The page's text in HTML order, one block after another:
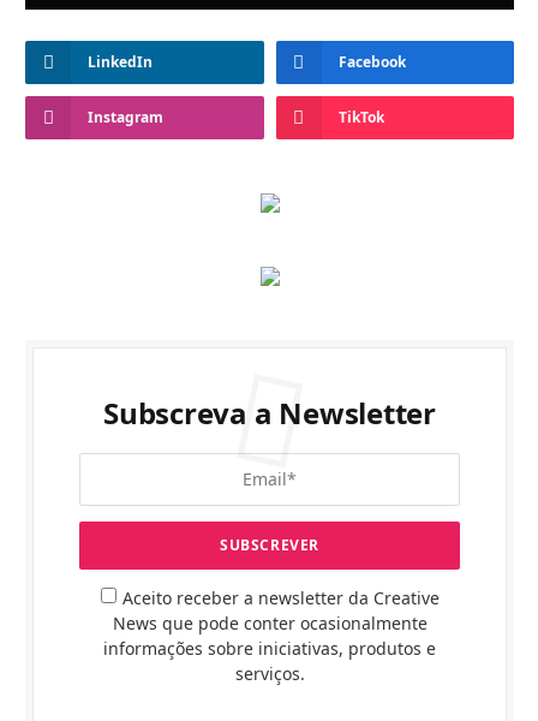
LinkedIn Facebook
Instagram TikTok
Subscreva a Newsletter
Aceito receber a newsletter da Creative
News que pode conter ocasionalmente
informações sobre iniciativas, produtos e
serviços.